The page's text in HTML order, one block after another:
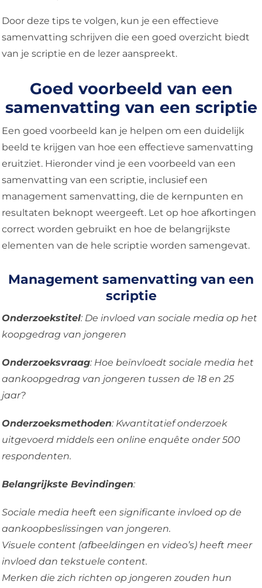
Door deze tips te volgen, kun je een effectieve
samenvatting schrijven die een goed overzicht biedt
van je scriptie en de lezer aanspreekt.
Goed voorbeeld van een
samenvatting van een scriptie
Een goed voorbeeld kan je helpen om een duidelijk
beeld te krijgen van hoe een effectieve samenvatting
eruitziet. Hieronder vind je een voorbeeld van een
samenvatting van een scriptie, inclusief een
management samenvatting, die de kernpunten en
resultaten beknopt weergeeft. Let op hoe afkortingen
correct worden gebruikt en hoe de belangrijkste
elementen van de hele scriptie worden samengevat.
Management samenvatting van een
scriptie
Onderzoekstitel: De invloed van sociale media op het
koopgedrag van jongeren
Onderzoeksvraag: Hoe beïnvloedt sociale media het
aankoopgedrag van jongeren tussen de 18 en 25
jaar?
Onderzoeksmethoden: Kwantitatief onderzoek
uitgevoerd middels een online enquête onder 500
respondenten.
Belangrijkste Bevindingen:
Sociale media heeft een significante invloed op de
aankoopbeslissingen van jongeren.
Visuele content (afbeeldingen en video’s) heeft meer
invloed dan tekstuele content.
Merken die zich richten op jongeren zouden hun